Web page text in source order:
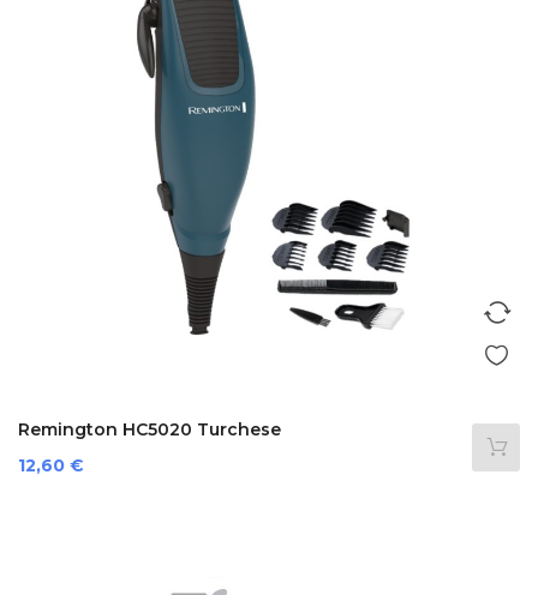
Remington HC5020 Turchese
Prezzo
12,60 €